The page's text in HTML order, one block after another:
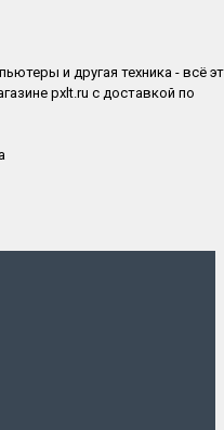
и другая техника - всё
pxlt.ru с доставкой по